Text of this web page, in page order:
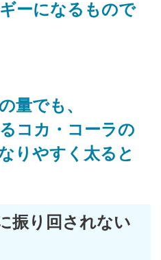
ーになるもので
量でも、
コカ・コーラの
りやすく太ると
振り回されない